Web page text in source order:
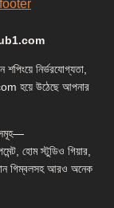
নির্ভরযোগ্যতা,
হয়ে উঠেছে আপনার
হোম স্টুডিও গিয়ার,
গিম্বলসহ আরও অনেক